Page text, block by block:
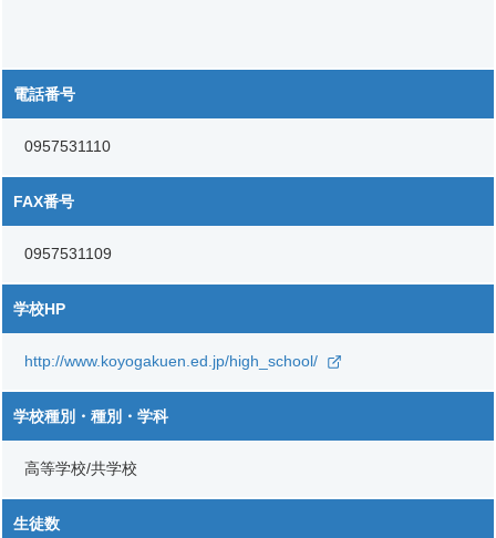
電話番号
0957531110
FAX番号
0957531109
学校HP
http://www.koyogakuen.ed.jp/high_school/
学校種別・種別・学科
高等学校/共学校
生徒数